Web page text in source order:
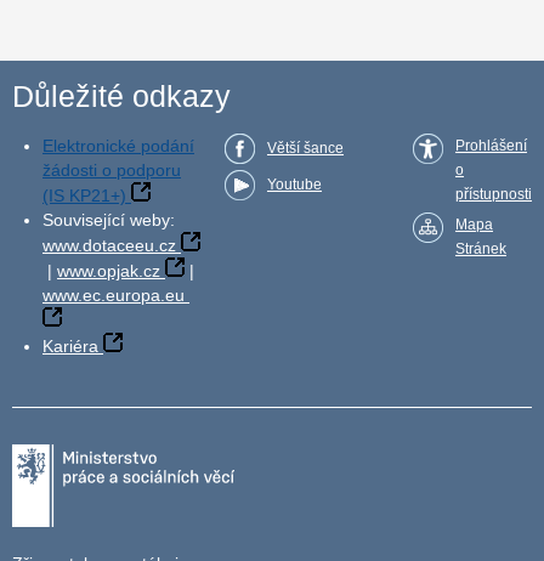
Důležité odkazy
Elektronické podání
žádosti o podporu
(IS KP21+)
Související weby:
www.dotaceeu.cz
| www.opjak.cz
|
www.ec.europa.eu
Kariéra
Větší šance
Youtube
Prohlášení
o
přístupnosti
Mapa
Stránek